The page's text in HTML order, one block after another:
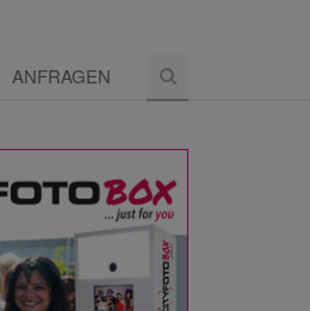
ANFRAGEN